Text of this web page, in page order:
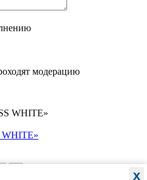
модерацию
WHITE»
x